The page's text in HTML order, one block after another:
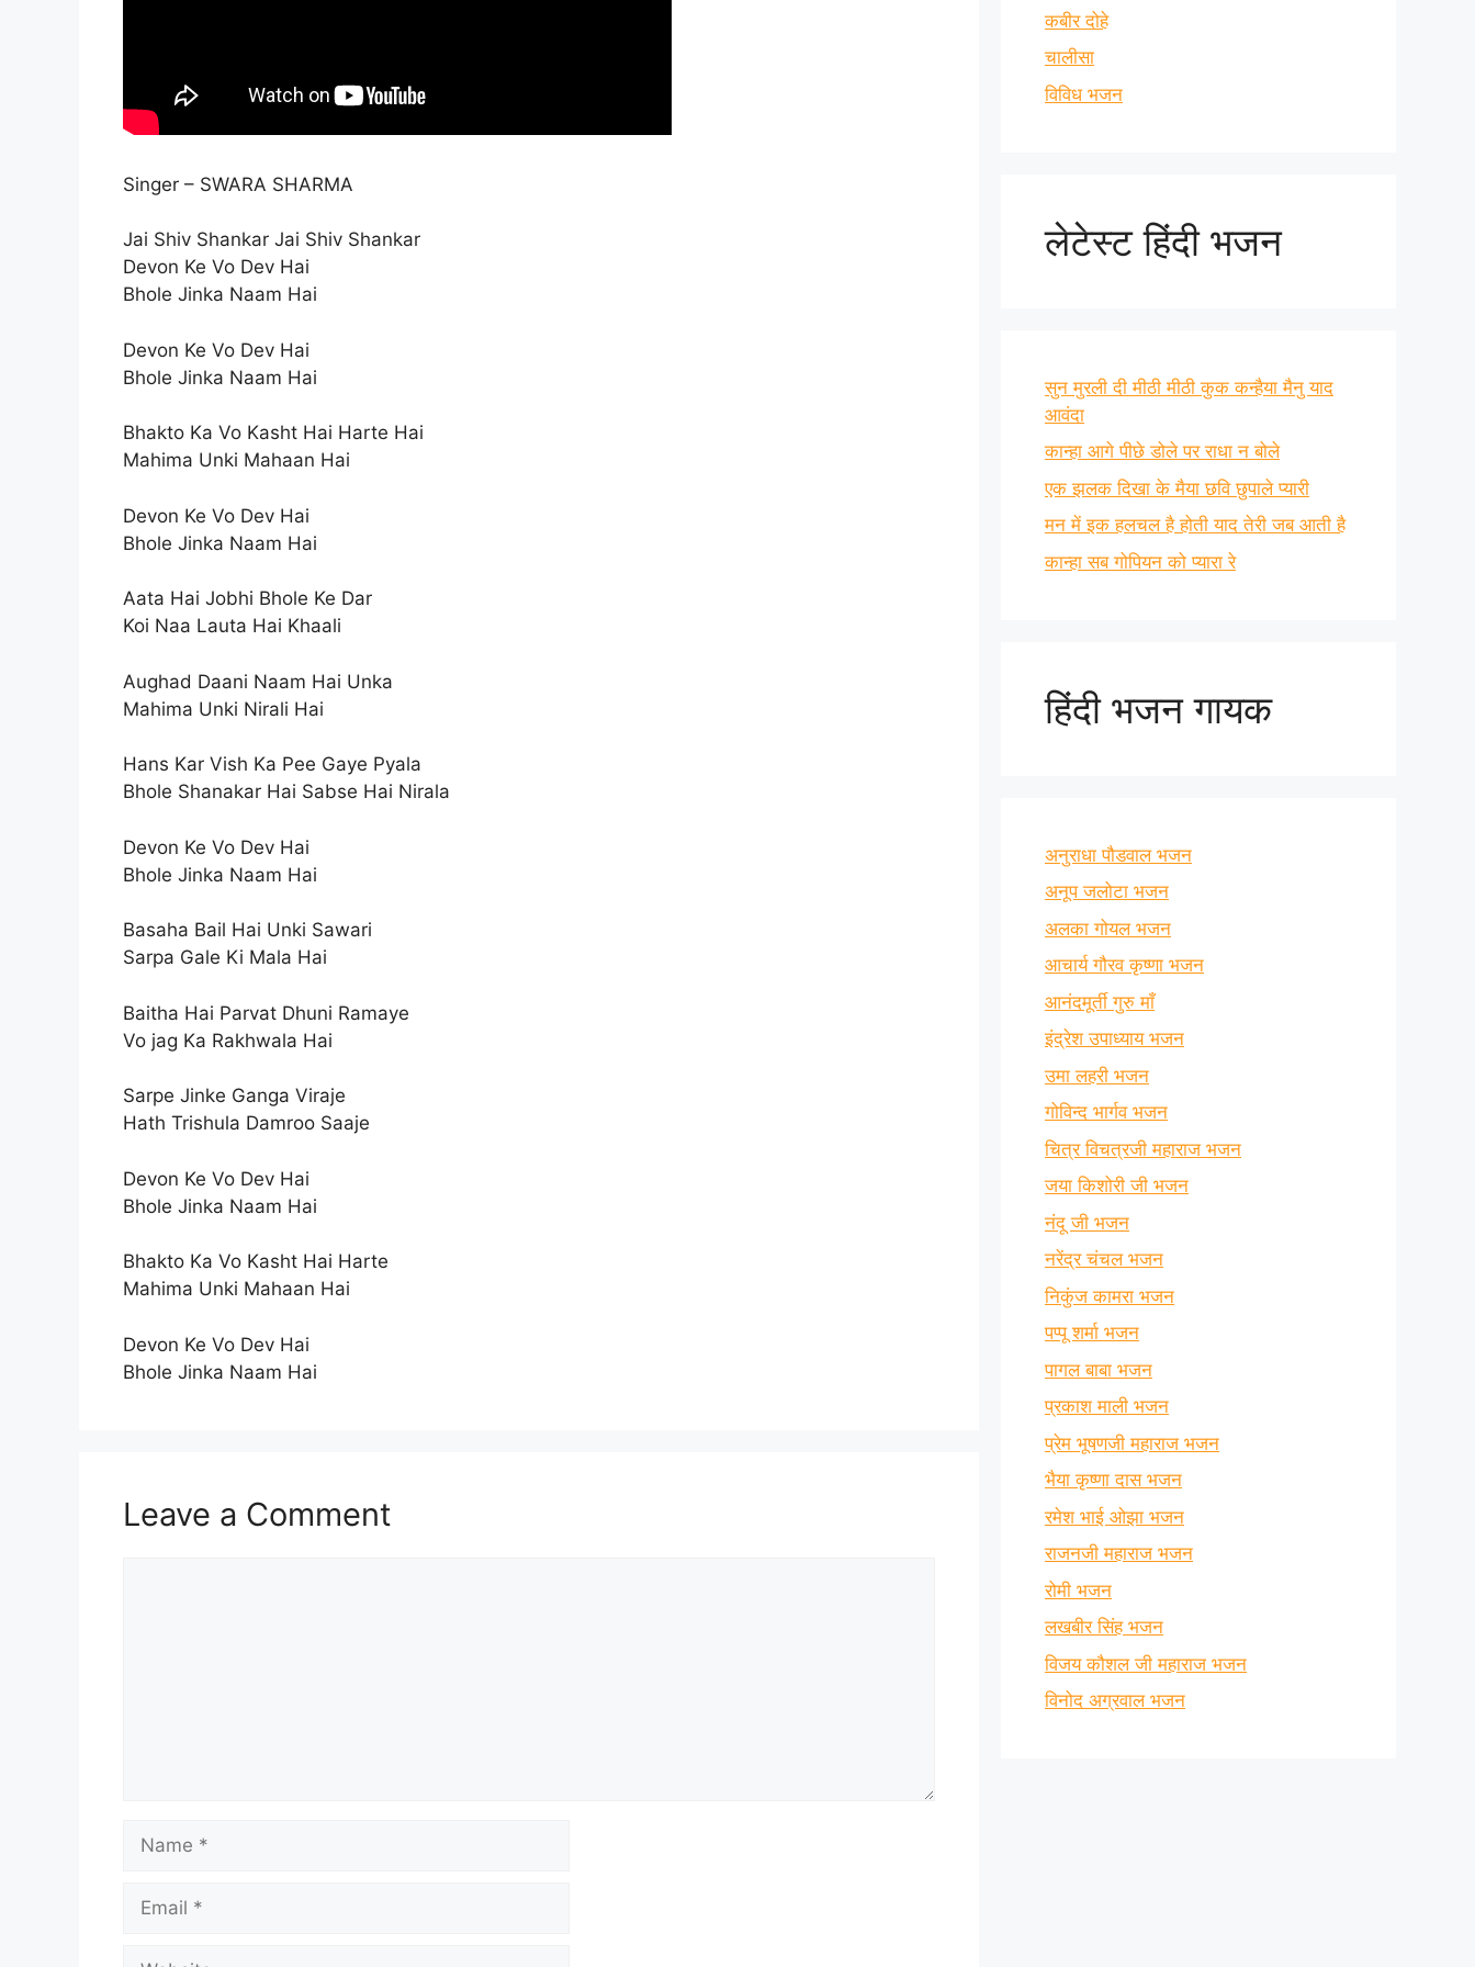
Singer – SWARA SHARMA
Jai Shiv Shankar Jai Shiv Shankar
Devon Ke Vo Dev Hai
Bhole Jinka Naam Hai
Devon Ke Vo Dev Hai
Bhole Jinka Naam Hai
Bhakto Ka Vo Kasht Hai Harte Hai
Mahima Unki Mahaan Hai
Devon Ke Vo Dev Hai
Bhole Jinka Naam Hai
Aata Hai Jobhi Bhole Ke Dar
Koi Naa Lauta Hai Khaali
Aughad Daani Naam Hai Unka
Mahima Unki Nirali Hai
Hans Kar Vish Ka Pee Gaye Pyala
Bhole Shanakar Hai Sabse Hai Nirala
Devon Ke Vo Dev Hai
Bhole Jinka Naam Hai
Basaha Bail Hai Unki Sawari
Sarpa Gale Ki Mala Hai
Baitha Hai Parvat Dhuni Ramaye
Vo jag Ka Rakhwala Hai
Sarpe Jinke Ganga Viraje
Hath Trishula Damroo Saaje
Devon Ke Vo Dev Hai
Bhole Jinka Naam Hai
Bhakto Ka Vo Kasht Hai Harte
Mahima Unki Mahaan Hai
Devon Ke Vo Dev Hai
Bhole Jinka Naam Hai
Leave a Comment
कबीर दोहे
चालीसा
विविध भजन
लेटेस्ट हिंदी भजन
सुन मुरली दी मीठी मीठी कुक कन्हैया मैनु याद
आवंदा
कान्हा आगे पीछे डोले पर राधा न बोले
एक झलक दिखा के मैया छवि छुपाले प्यारी
मन में इक हलचल है होती याद तेरी जब आती है
कान्हा सब गोपियन को प्यारा रे
हिंदी भजन गायक
अनुराधा पौडवाल भजन
अनूप जलोटा भजन
अलका गोयल भजन
आचार्य गौरव कृष्णा भजन
आनंदमूर्ती गुरु माँ
इंद्रेश उपाध्याय भजन
उमा लहरी भजन
गोविन्द भार्गव भजन
चित्र विचत्रजी महाराज भजन
जया किशोरी जी भजन
नंदू जी भजन
नरेंद्र चंचल भजन
निकुंज कामरा भजन
पप्पू शर्मा भजन
पागल बाबा भजन
प्रकाश माली भजन
प्रेम भूषणजी महाराज भजन
भैया कृष्णा दास भजन
रमेश भाई ओझा भजन
राजनजी महाराज भजन
रोमी भजन
लखबीर सिंह भजन
विजय कौशल जी महाराज भजन
विनोद अग्रवाल भजन